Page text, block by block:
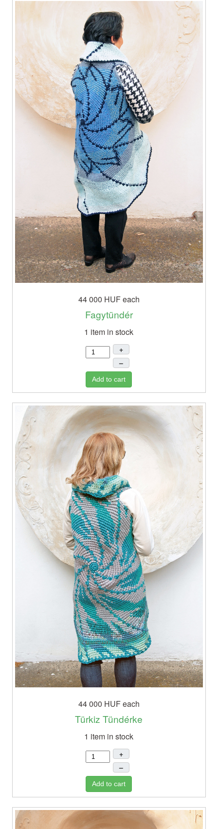
44 000 HUFeach
Fagytündér
1 item in stock
+
–
Add to cart
44 000 HUFeach
Türkiz Tündérke
1 item in stock
+
–
Add to cart